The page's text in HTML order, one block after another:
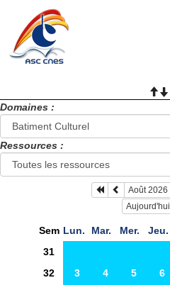
Domaines :
Ressources :
Août 2026
Aujourd'hui
Sem Lun. Mar. Mer. Jeu.
31
32
3 4 5 6